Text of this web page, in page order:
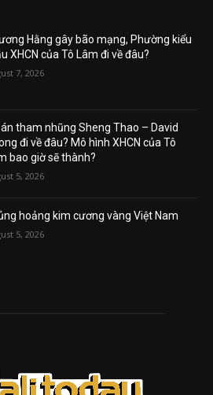
Hằng gây bão mạng, Phường kiểu
XHCN của Tô Lâm đi về đâu?
7, 2026
tham nhũng Sheng Thao – David
đi về đâu? Mô hình XHCN của Tô
bao giờ sẽ thành?
5, 2026
hoảng kim cương vàng Việt Nam
5, 2026